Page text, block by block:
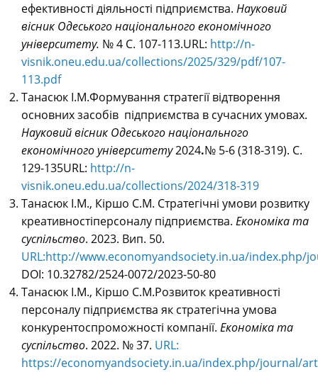
ефективності діяльності підприємства. Науковий
вісник Одеського національного економічного
університету. № 4 С. 107-113.URL: http://n-
visnik.oneu.edu.ua/collections/2025/329/pdf/107-
113.pdf
Танасюк І.М.Формування стратегії відтворення
основних засобів підприємства в сучасних умовах.
Науковий вісник Одеського національного
економічного університету2024.№ 5-6 (318-319). C.
129-135URL: http://n-
visnik.oneu.edu.ua/collections/2024/318-319
Танасюк І.М., Кіршо С.М. Стратегічні умови розвитку
креативностіперсоналу підприємства. Економіка та
суспільство. 2023. Вип. 50.
URL:http://www.economyandsociety.in.ua/index.php/
DOI: 10.32782/2524-0072/2023-50-80
Танасюк І.М., Кіршо С.М.Розвиток креативності
персоналу підприємства як стратегічна умова
конкурентоспроможності компанії. Економіка та
суспільство. 2022. № 37. URL:
https://economyandsociety.in.ua/index.php/journal/